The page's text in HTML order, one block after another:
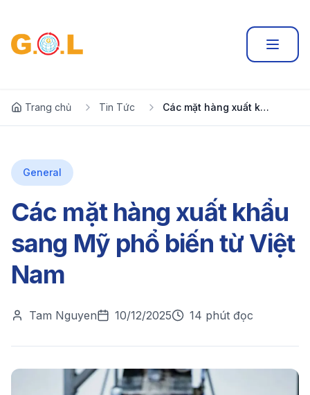
Trang chủ Tin Tức Các mặt hàng xuất khẩu sang Mỹ phổ biến từ Việt Nam
General
Các mặt hàng xuất khẩu
sang Mỹ phổ biến từ Việt
Nam
Tam Nguyen 10/12/2025 14 phút đọc